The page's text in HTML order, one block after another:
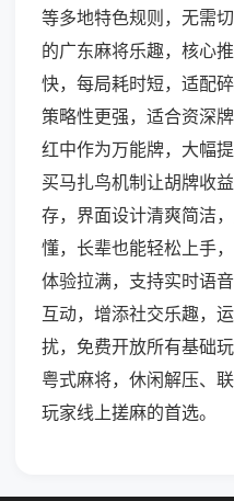
等多地特色规则，无需
的广东麻将乐趣，核心
快，每局耗时短，适配
策略性更强，适合资深
红中作为万能牌，大幅
买马扎鸟机制让胡牌收
存，界面设计清爽简洁
懂，长辈也能轻松上手
体验拉满，支持实时语
互动，增添社交乐趣，
扰，免费开放所有基础
粤式麻将，休闲解压、
玩家线上搓麻的首选。